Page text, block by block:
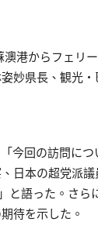
港からフェリ
妙県長、観光
今回の訪問に
日本の超党派
と語った。さら
待を示した。